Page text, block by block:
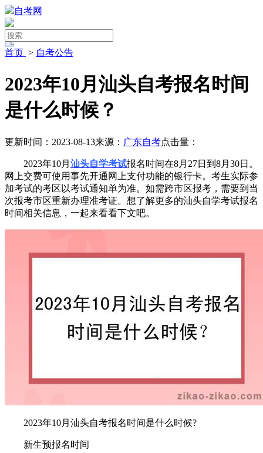
自考网
首页 > 自考公告
2023年10月汕头自考报名时间
是什么时候？
更新时间：2023-08-13来源： 广东自考点击量：
2023年10月 汕头自学考试报名时间在8月27日到8月30日。
网上交费可使用事先开通网上支付功能的银行卡。考生实际参
加考试的考区以考试通知单为准。如需跨市区报考，需要到当
次报考市区重新办理准考证。想了解更多的汕头自学考试报名
时间相关信息，一起来看看下文吧。
2023年10月汕头自考报名时间是什么时候?
新生预报名时间